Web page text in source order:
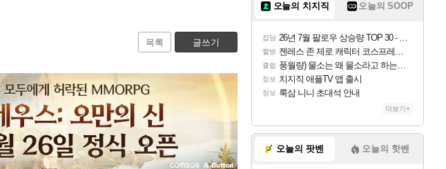
목록 글쓰기
오늘의 치지직 오늘의 SOOP
잡담 26년 7월 팔로우 상승량 TOP 30 - 월간 치지직
짤방 젠레스 존 제로 캐릭터 코스프레한 꽁주
클립 풍월량) 물소는 왜 물소라고 하는거야? 아! 그만 ㅋㅋ
정보 치지직 애플TV 앱 출시
정보 룩삼 니니 초대석 안내
더보기+
오늘의 팟벤 오늘의 핫벤